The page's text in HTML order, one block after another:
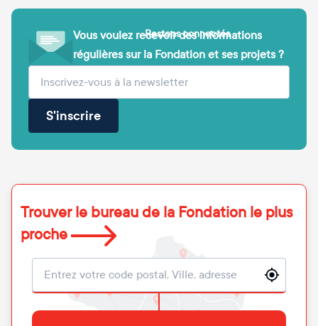
Vous voulez recevoir des informations
régulières sur la Fondation et ses projets ?
Votre adresse e-mail
S'inscrire
Restons connectés
Trouver le bureau de la Fondation le plus
proche
Localisation